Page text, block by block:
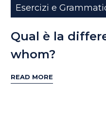
Esercizi e
Qual è la
whom?
READ MORE